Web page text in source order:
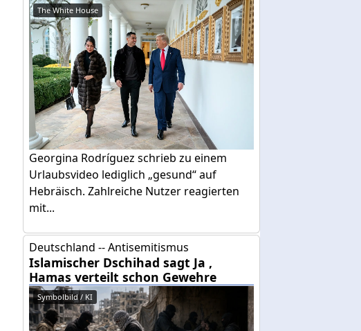
The White House
Georgina Rodríguez schrieb zu einem
Urlaubsvideo lediglich „gesund“ auf
Hebräisch. Zahlreiche Nutzer reagierten
mit...
Deutschland -- Antisemitismus
Islamischer Dschihad sagt Ja ,
Hamas verteilt schon Gewehre
Symbolbild / KI